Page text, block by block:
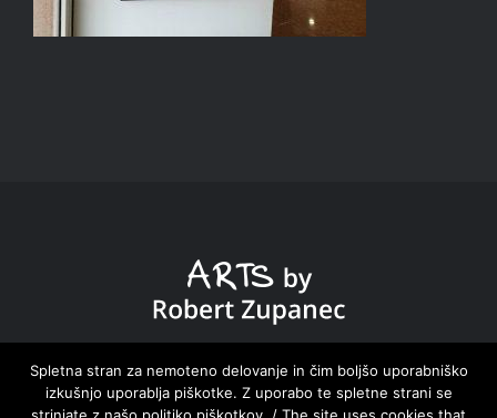
DOMOV HOME|ZBIRKE COLLECTIONS|NOVICE
NEWS|O MENI ABOUT ME |KONTAKT CONTACT
Spletna stran za nemoteno delovanje in čim boljšo uporabniško
izkušnjo uporablja piškotke. Z uporabo te spletne strani se